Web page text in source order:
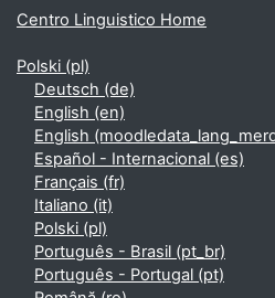
Centro Linguistico Home
Polski ‎(pl)‎
Deutsch ‎(de)‎
English ‎(en)‎
English
Español - Internacional ‎(es)‎
Français ‎(fr)‎
Italiano ‎(it)‎
Polski ‎(pl)‎
Português - Brasil ‎(pt_br)‎
Português - Portugal ‎(pt)‎